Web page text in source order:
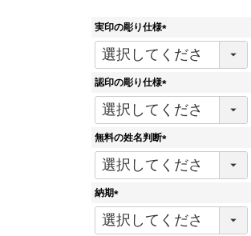
実印の彫り仕様
(
必
)
認印の彫り仕様
(
必
)
無料の姓名判断
(
必
納期
(
必